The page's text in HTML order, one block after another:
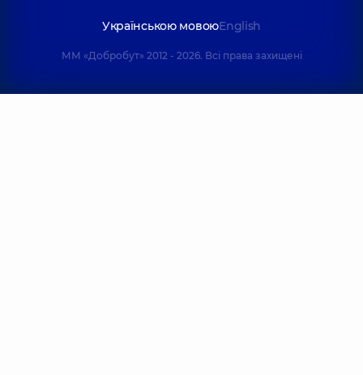
Українською мовоюEnglish
ММ «Добробут» 2012 - 2026. Всі права захищені